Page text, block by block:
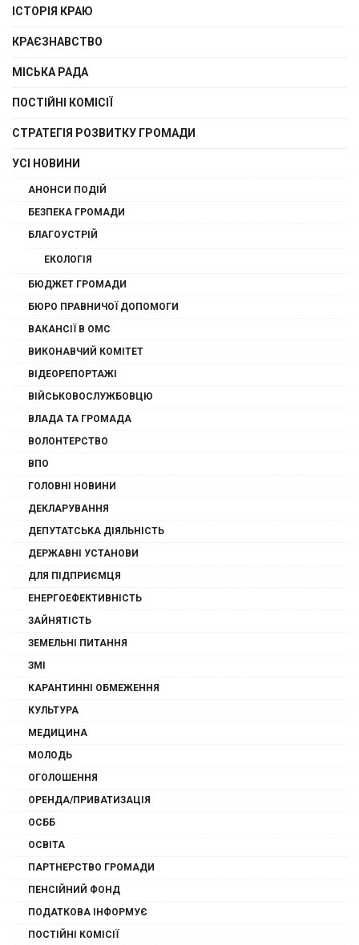
ІСТОРІЯ КРАЮ
КРАЄЗНАВСТВО
МІСЬКА РАДА
ПОСТІЙНІ КОМІСІЇ
СТРАТЕГІЯ РОЗВИТКУ ГРОМАДИ
УСІ НОВИНИ
АНОНСИ ПОДІЙ
БЕЗПЕКА ГРОМАДИ
БЛАГОУСТРІЙ
ЕКОЛОГІЯ
БЮДЖЕТ ГРОМАДИ
БЮРО ПРАВНИЧОЇ ДОПОМОГИ
ВАКАНСІЇ В ОМС
ВИКОНАВЧИЙ КОМІТЕТ
ВІДЕОРЕПОРТАЖІ
ВІЙСЬКОВОСЛУЖБОВЦЮ
ВЛАДА ТА ГРОМАДА
ВОЛОНТЕРСТВО
ВПО
ГОЛОВНІ НОВИНИ
ДЕКЛАРУВАННЯ
ДЕПУТАТСЬКА ДІЯЛЬНІСТЬ
ДЕРЖАВНІ УСТАНОВИ
ДЛЯ ПІДПРИЄМЦЯ
ЕНЕРГОЕФЕКТИВНІСТЬ
ЗАЙНЯТІСТЬ
ЗЕМЕЛЬНІ ПИТАННЯ
ЗМІ
КАРАНТИННІ ОБМЕЖЕННЯ
КУЛЬТУРА
МЕДИЦИНА
МОЛОДЬ
ОГОЛОШЕННЯ
ОРЕНДА/ПРИВАТИЗАЦІЯ
ОСББ
ОСВІТА
ПАРТНЕРСТВО ГРОМАДИ
ПЕНСІЙНИЙ ФОНД
ПОДАТКОВА ІНФОРМУЄ
ПОСТІЙНІ КОМІСІЇ